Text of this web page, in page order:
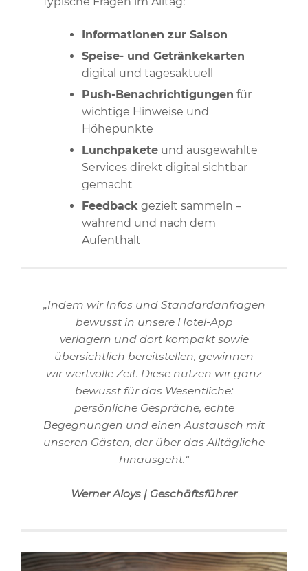
Informationen zur Saison
Speise- und Getränkekarten
digital und tagesaktuell
Push-Benachrichtigungen für
wichtige Hinweise und
Höhepunkte
Lunchpaketeund ausgewählte
Services direkt digital sichtbar
gemacht
Feedback gezielt sammeln –
während und nach dem
Aufenthalt
„Indem wir Infos und Standardanfragen
bewusst in unsere Hotel-App
verlagern und dort kompakt sowie
übersichtlich bereitstellen, gewinnen
wir wertvolle Zeit. Diese nutzen wir ganz
bewusst für das Wesentliche:
persönliche Gespräche, echte
Begegnungen und einen Austausch mit
unseren Gästen, der über das Alltägliche
hinausgeht.“
Werner Aloys | Geschäftsführer